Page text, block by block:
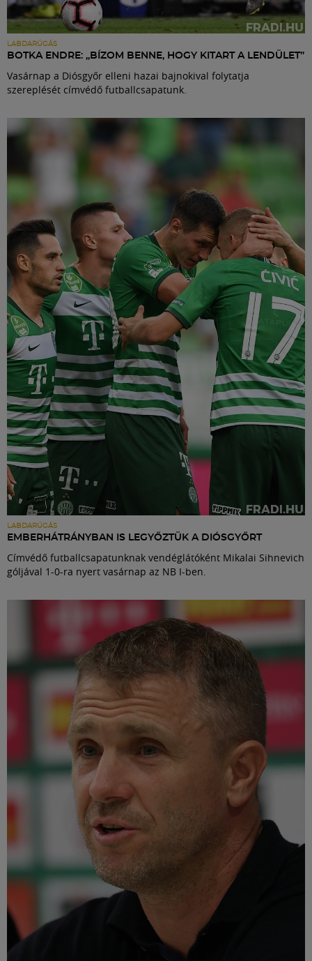
LABDARÚGÁS
BOTKA ENDRE: „BÍZOM BENNE, HOGY KITART A LENDÜLET”
Vasárnap a Diósgyőr elleni hazai bajnokival folytatja
szereplését címvédő futballcsapatunk.
LABDARÚGÁS
EMBERHÁTRÁNYBAN IS LEGYŐZTÜK A DIÓSGYŐRT
Címvédő futballcsapatunknak vendéglátóként Mikalai Sihnevich
góljával 1-0-ra nyert vasárnap az NB I-ben.
Shop
Közösség
Múzeum